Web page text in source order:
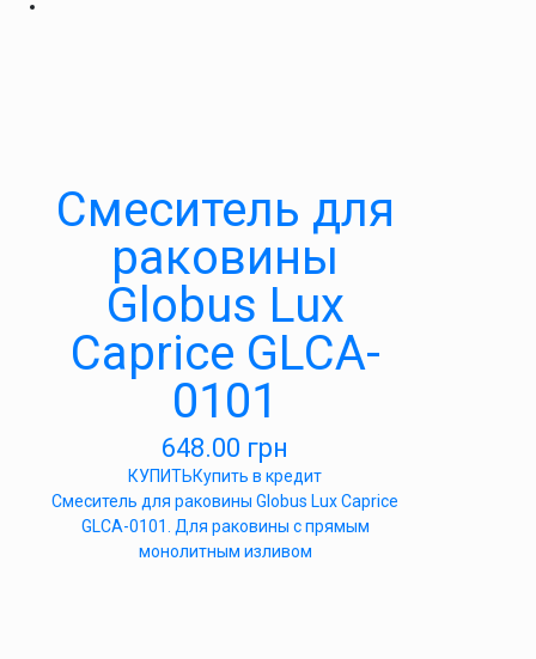
Смеситель для
раковины
Globus Lux
Caprice GLCA-
0101
648.00 грн
КУПИТЬКупить в кредит
Смеситель для раковины Globus Lux Caprice
GLCA-0101. Для раковины с прямым
монолитным изливом